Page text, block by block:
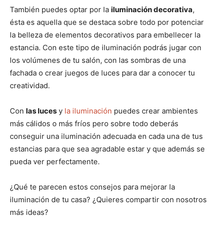
También puedes optar por la iluminación decorativa,
ésta es aquella que se destaca sobre todo por potenciar
la belleza de elementos decorativos para embellecer la
estancia. Con este tipo de iluminación podrás jugar con
los volúmenes de tu salón, con las sombras de una
fachada o crear juegos de luces para dar a conocer tu
creatividad.
Con las luces y la iluminación puedes crear ambientes
más cálidos o más fríos pero sobre todo deberás
conseguir una iluminación adecuada en cada una de tus
estancias para que sea agradable estar y que además se
pueda ver perfectamente.
¿Qué te parecen estos consejos para mejorar la
iluminación de tu casa? ¿Quieres compartir con nosotros
más ideas?